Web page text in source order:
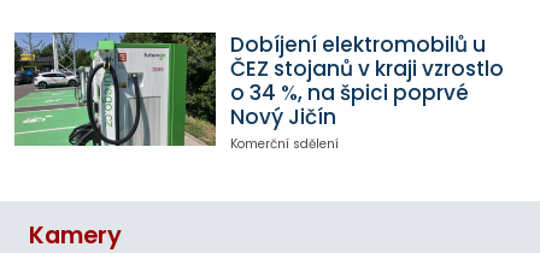
Dobíjení elektromobilů u
ČEZ stojanů v kraji vzrostlo
o 34 %, na špici poprvé
Nový Jičín
Komerční sdělení
Kamery